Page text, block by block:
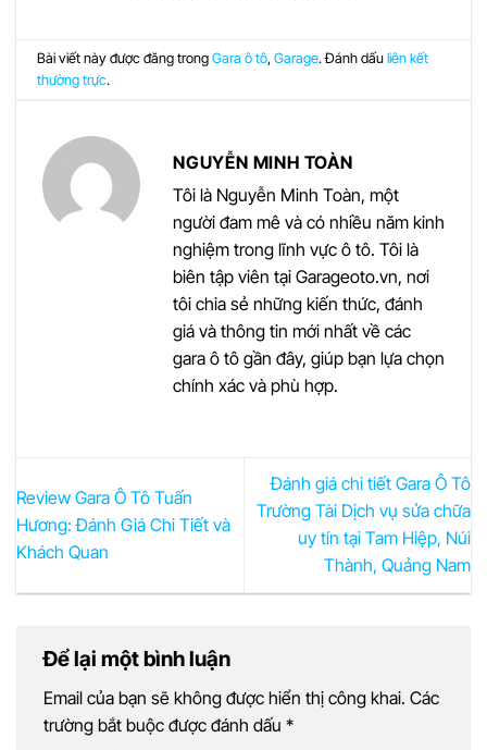
Bài viết này được đăng trongGara ô tô,Garage. Đánh dấuliên kết
thường trực.
NGUYỄN MINH TOÀN
Tôi là Nguyễn Minh Toàn, một
người đam mê và có nhiều năm kinh
nghiệm trong lĩnh vực ô tô. Tôi là
biên tập viên tại Garageoto.vn, nơi
tôi chia sẻ những kiến thức, đánh
giá và thông tin mới nhất về các
gara ô tô gần đây, giúp bạn lựa chọn
chính xác và phù hợp.
Review Gara Ô Tô Tuấn
Hương: Đánh Giá Chi Tiết và
Khách Quan
Đánh giá chi tiết Gara Ô Tô
Trường Tài Dịch vụ sửa chữa
uy tín tại Tam Hiệp, Núi
Thành, Quảng Nam
Để lại một bình luận
Email của bạn sẽ không được hiển thị công khai. Các
trường bắt buộc được đánh dấu *